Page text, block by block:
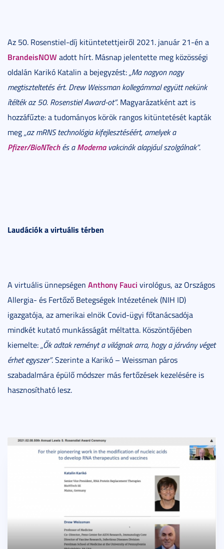
Az 50. Rosenstiel-díj kitüntetettjeiről 2021. január 21-én a
BrandeisNOW adott hírt. Másnap jelentette meg közösségi
oldalán Karikó Katalin a bejegyzést:„Ma nagyon nagy
megtiszteltetés ért. Drew Weissman kollegámmal együtt nekünk
ítélték az 50. Rosenstiel Award-ot”. Magyarázatként azt is
hozzáfűzte: a tudományos körök rangos kitüntetését kapták
meg„az mRNS technológia kifejlesztéséért, amelyek a
Pfizer/BioNTechés aModernavakcinák alapjául szolgálnak”.
Laudációk a virtuális térben
A virtuális ünnepségen Anthony Fauci virológus, az Országos
Allergia- és Fertőző Betegségek Intézetének (NIH ID)
igazgatója, az amerikai elnök Covid-ügyi főtanácsadója
mindkét kutató munkásságát méltatta. Köszöntőjében
kiemelte:„Ők adtak reményt a világnak arra, hogy a járvány véget
érhet egyszer”. Szerinte a Karikó – Weissman páros
szabadalmára épülő módszer más fertőzések kezelésére is
hasznosítható lesz.